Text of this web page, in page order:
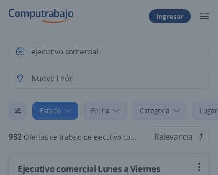
Ingresar
Estado Fecha Categoría
932 Ofertas de trabajo de ejecutivo comercial en Nuevo León Relevancia
Ejecutivo comercial Lunes a Viernes